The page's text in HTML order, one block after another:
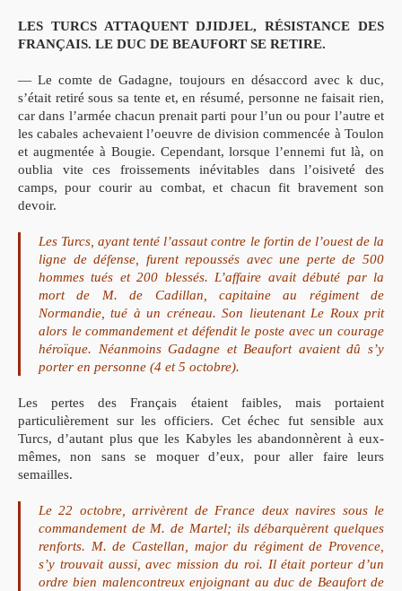
LES TURCS ATTAQUENT DJIDJEL, RÉSISTANCE DES
FRANÇAIS. LE DUC DE BEAUFORT SE RETIRE.
— Le comte de Gadagne, toujours en désaccord avec k duc,
s’était retiré sous sa tente et, en résumé, personne ne faisait rien,
car dans l’armée chacun prenait parti pour l’un ou pour l’autre et
les cabales achevaient l’oeuvre de division commencée à Toulon
et augmentée à Bougie. Cependant, lorsque l’ennemi fut là, on
oublia vite ces froissements inévitables dans l’oisiveté des
camps, pour courir au combat, et chacun fit bravement son
devoir.
Les Turcs, ayant tenté l’assaut contre le fortin de l’ouest de la
ligne de défense, furent repoussés avec une perte de 500
hommes tués et 200 blessés. L’affaire avait débuté par la
mort de M. de Cadillan, capitaine au régiment de
Normandie, tué à un créneau. Son lieutenant Le Roux prit
alors le commandement et défendit le poste avec un courage
héroïque. Néanmoins Gadagne et Beaufort avaient dû s’y
porter en personne (4 et 5 octobre).
Les pertes des Français étaient faibles, mais portaient
particulièrement sur les officiers. Cet échec fut sensible aux
Turcs, d’autant plus que les Kabyles les abandonnèrent à eux-
mêmes, non sans se moquer d’eux, pour aller faire leurs
semailles.
Le 22 octobre, arrivèrent de France deux navires sous le
commandement de M. de Martel; ils débarquèrent quelques
renforts. M. de Castellan, major du régiment de Provence,
s’y trouvait aussi, avec mission du roi. Il était porteur d’un
ordre bien malencontreux enjoignant au duc de Beaufort de